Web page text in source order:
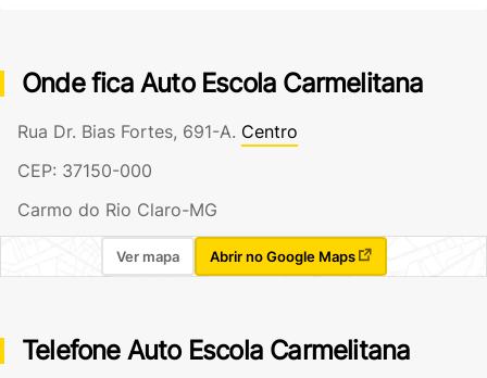
Onde fica Auto Escola Carmelitana
Rua Dr. Bias Fortes, 691-A. Centro
CEP: 37150-000
Carmo do Rio Claro-MG
Ver mapa Abrir no Google Maps
Telefone Auto Escola Carmelitana